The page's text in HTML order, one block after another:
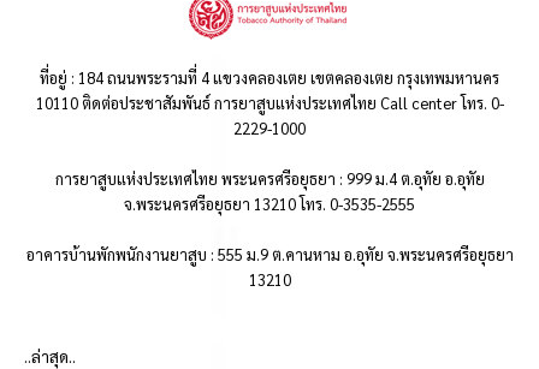
ที่อยู่ : 184 ถนนพระรามที่ 4 แขวงคลองเตย เขตคลองเตย กรุงเทพมหานคร
10110 ติดต่อประชาสัมพันธ์ การยาสูบแห่งประเทศไทย Call center โทร. 0-
2229-1000
การยาสูบแห่งประเทศไทย พระนครศรีอยุธยา : 999 ม.4 ต.อุทัย อ.อุทัย
จ.พระนครศรีอยุธยา 13210 โทร. 0-3535-2555
อาคารบ้านพักพนักงานยาสูบ : 555 ม.9 ต.คานหาม อ.อุทัย จ.พระนครศรีอยุธยา
13210
..ล่าสุด..